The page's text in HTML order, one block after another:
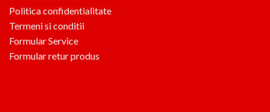
Politica confidentialitate
Termeni si conditii
Formular Service
Formular retur produs